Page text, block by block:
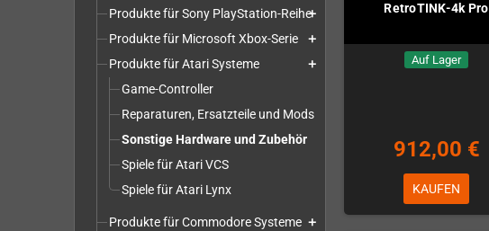
Produkte für Sony PlayStation-Reiheadd
Produkte für Microsoft Xbox-Serie add
Produkte für Atari Systeme add
Game-Controller
Reparaturen, Ersatzteile und Mods
Sonstige Hardware und Zubehör
Spiele für Atari VCS
Spiele für Atari Lynx
Produkte für Commodore Systeme add
RetroTINK-4k Pro
Auf Lager
912,00 €
KAUFEN